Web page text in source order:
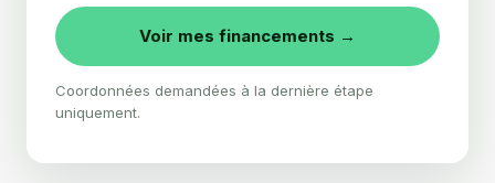
Voir mes financements →
Coordonnées demandées à la dernière étape
uniquement.